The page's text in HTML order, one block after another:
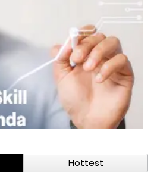
Hottest